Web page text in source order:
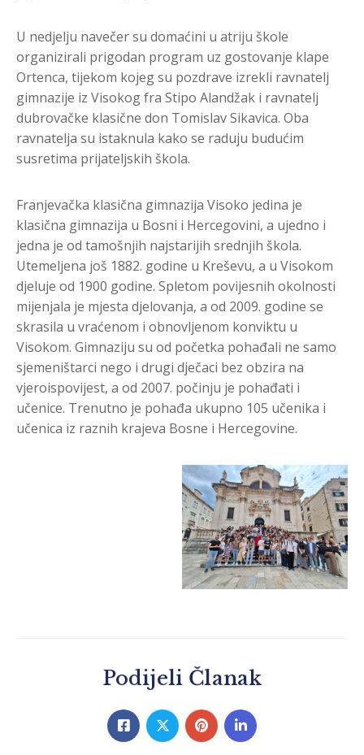
U nedjelju navečer su domaćini u atriju škole
organizirali prigodan program uz gostovanje klape
Ortenca, tijekom kojeg su pozdrave izrekli ravnatelj
gimnazije iz Visokog fra Stipo Alandžak i ravnatelj
dubrovačke klasične don Tomislav Sikavica. Oba
ravnatelja su istaknula kako se raduju budućim
susretima prijateljskih škola.
Franjevačka klasična gimnazija Visoko jedina je
klasična gimnazija u Bosni i Hercegovini, a ujedno i
jedna je od tamošnjih najstarijih srednjih škola.
Utemeljena još 1882. godine u Kreševu, a u Visokom
djeluje od 1900 godine. Spletom povijesnih okolnosti
mijenjala je mjesta djelovanja, a od 2009. godine se
skrasila u vraćenom i obnovljenom konviktu u
Visokom. Gimnaziju su od početka pohađali ne samo
sjemeništarci nego i drugi dječaci bez obzira na
vjeroispovijest, a od 2007. počinju je pohađati i
učenice. Trenutno je pohađa ukupno 105 učenika i
učenica iz raznih krajeva Bosne i Hercegovine.
Podijeli Članak